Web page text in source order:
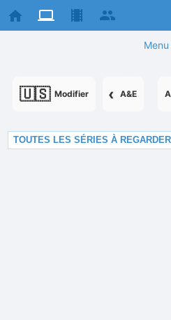
Menu
🇺🇸 Modifier ‹ A&E
TOUTES LES SÉRIES À